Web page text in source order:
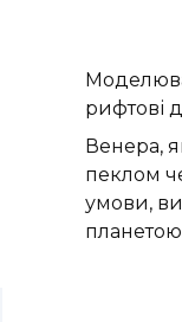
рифтові
Венера,
пеклом
умови,